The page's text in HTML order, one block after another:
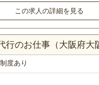
この求人の詳細を見る
のお仕事（大阪府大
度あり